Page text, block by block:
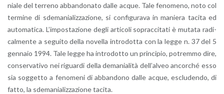
nia­le del ter­re­no ab­ban­do­na­to dalle acque. Tale fe­no­me­no, noto col
ter­mi­ne di sde­ma­nia­liz­za­zio­ne, si con­fi­gu­ra­va in ma­nie­ra ta­ci­ta ed
au­to­ma­ti­ca. L’im­po­sta­zio­ne degli ar­ti­co­li so­prac­ci­ta­ti è mu­ta­ta ra­di­
cal­men­te a se­gui­to della no­vel­la in­tro­dot­ta con la legge n. 37 del 5
gen­na­io 1994. Tale legge ha in­tro­dot­to un prin­ci­pio, po­trem­mo dire,
con­ser­va­ti­vo nei ri­guar­di della de­ma­nia­li­tà del­l’al­veo an­cor­ché esso
sia sog­get­to a fe­no­me­ni di ab­ban­do­no dalle acque, esclu­den­do, di
fatto, la sde­ma­nia­liz­za­zio­ne ta­ci­ta.